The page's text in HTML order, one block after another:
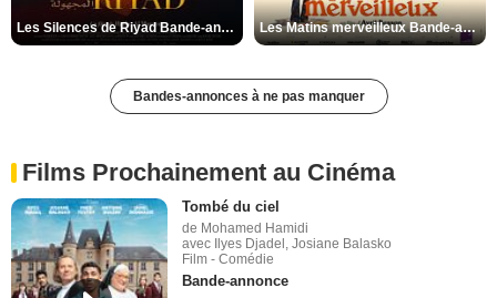
Les Silences de Riyad Bande-annonce VO STFR Les Matins merveilleux Bande-annonce VF
Bandes-annonces à ne pas manquer
Films Prochainement au Cinéma
Tombé du ciel
de Mohamed Hamidi
avec Ilyes Djadel, Josiane Balasko
Film - Comédie
Bande-annonce